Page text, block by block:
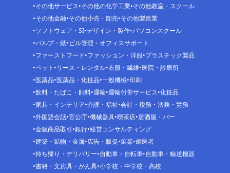
その他サービス その他の化学工業 その他教室・スクール
その他金融 その他小売・卸売 その他製造業
ソフトウェア・SI デザイン・製作 パソコンスクール
パルプ・紙 ビル管理・オフィスサポート
ファーストフード ファッション・洋服 プラスチック製品
ペット リース・レンタル 衣服・繊維 医院・診療所
医薬品 医薬品・化粧品 一般機械 印刷
飲料・たばこ・飼料 運輸 運輸付帯サービス 化粧品
家具・インテリア 介護・福祉 会計・税務・法務・労務
外国語会話 官公庁 機械器具 喫茶店 居酒屋・バー
金融商品取引 銀行 経営コンサルティング
建築・鉱物・金属 広告・販促 鉱業 歯医者
持ち帰り・デリバリー 自動車・自転車 自動車・輸送機器
書籍・文房具・がん具 小学校・中学校・高校